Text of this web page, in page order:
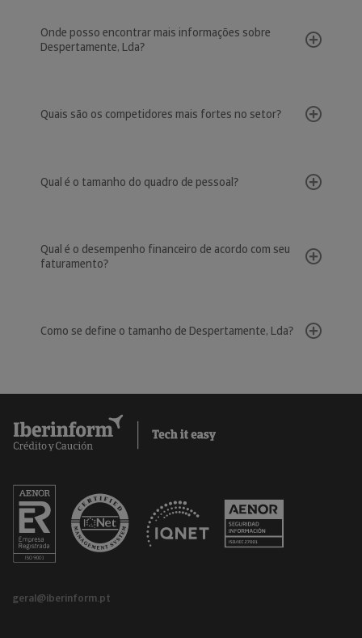
Onde posso encontrar mais informações sobre
Despertamente, Lda?
Quais são os competidores mais fortes no setor?
Qual é o tamanho do quadro de pessoal?
Qual é o desempenho financeiro de acordo com seu
faturamento?
Como se define o tamanho de Despertamente, Lda?
geral@iberinform.pt